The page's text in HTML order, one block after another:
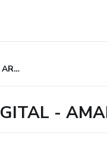
PACK CATÁLOGO ARQUETÍPICO DIGITAL - AMANTE
-